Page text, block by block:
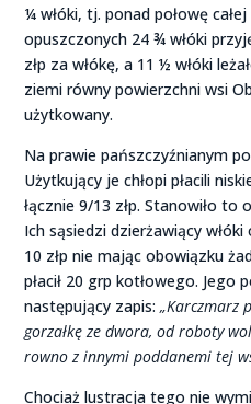
¼ włóki, tj. ponad połowę
opuszczonych 24 ¾ włóki
złp za włókę, a 11 ½ włóki
ziemi równy powierzchni wsi
użytkowany.
Na prawie pańszczyźnianym
Użytkujący je chłopi płacili
łącznie 9/13 złp. Stanowiło to
Ich sąsiedzi dzierżawiący
10 złp nie mając obowiązku
płacił 20 grp kotłowego. Jego
następujący zapis:„Karczmarz
gorzałkę ze dwora, od roboty
rowno z innymi poddanemi tej
Chociaż lustracja tego nie